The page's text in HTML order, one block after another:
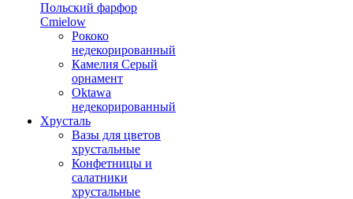
Польский фарфор
Сmielow
Рококо
недекорированный
Камелия Серый
орнамент
Oktawa
недекорированный
Хрусталь
Вазы для цветов
хрустальные
Конфетницы и
салатники
хрустальные